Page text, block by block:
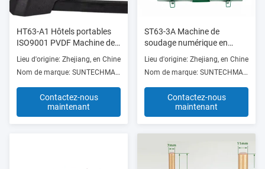
HT63-A1 Hôtels portables
ISO9001 PVDF Machine de
soudage de tuyaux en
plastique 220v Facile à
utiliser
Lieu d'origine: Zhejiang, en Chine
Nom de marque: SUNTECHMACH
Contactez-nous
maintenant
ST63-3A Machine de
soudage numérique en
plastique HDPE de 20 mm à
63 mm de 800 W avec
protection contre la
surchauffe
Lieu d'origine: Zhejiang, en Chine
Nom de marque: SUNTECHMACH
Contactez-nous
maintenant